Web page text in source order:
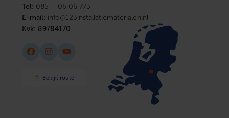
Tel: 085 – 06 06 773
E-mail: info@123installatiematerialen.nl
Kvk: 89784170
Facebook Instagram YouTube
Bekijk route